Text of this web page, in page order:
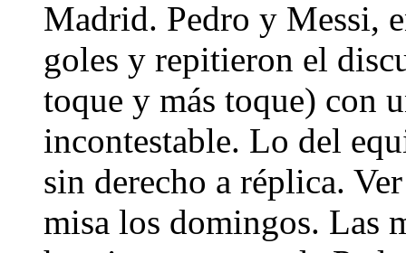
Madrid. Pedro y Messi,
goles y repitieron el
toque y más toque) con
incontestable. Lo del
sin derecho a réplica.
misa los domingos. Las